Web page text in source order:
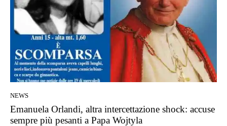
NEWS
Emanuela Orlandi, altra intercettazione shock: accuse
sempre più pesanti a Papa Wojtyla